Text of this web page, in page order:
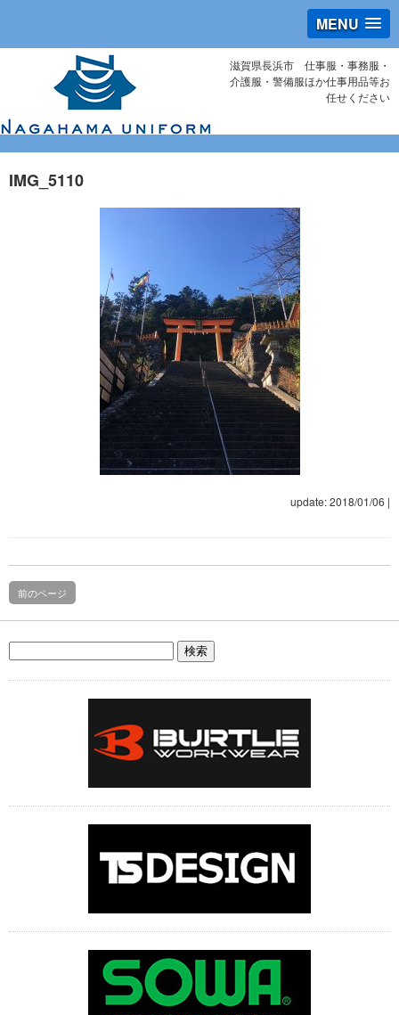
MENU
滋賀県長浜市 仕事服・事務服・
介護服・警備服ほか仕事用品等お
任せください
IMG_5110
update: 2018/01/06 |
前のページ